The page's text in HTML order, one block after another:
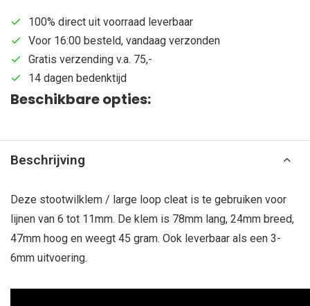
100% direct uit voorraad leverbaar
Voor 16:00 besteld, vandaag verzonden
Gratis verzending v.a. 75,-
14 dagen bedenktijd
Beschikbare opties:
Beschrijving
Deze stootwilklem / large loop cleat is te gebruiken voor
lijnen van 6 tot 11mm. De klem is 78mm lang, 24mm breed,
47mm hoog en weegt 45 gram. Ook leverbaar als een 3-
6mm uitvoering.